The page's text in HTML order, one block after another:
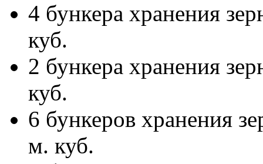
4 бункера хранения
куб.
2 бункера хранения
куб.
6 бункеров хранения
м. куб.